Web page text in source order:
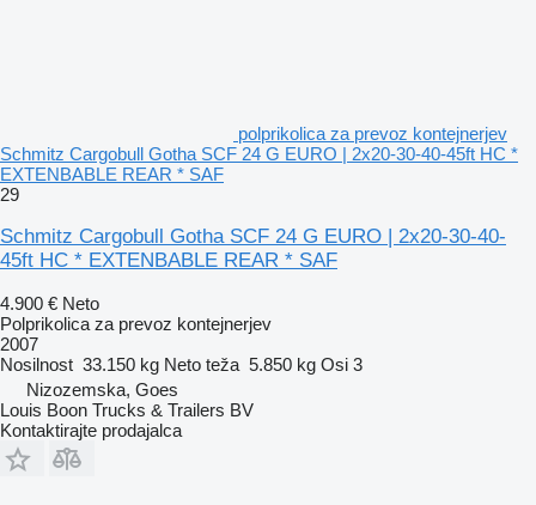
polprikolica za prevoz kontejnerjev
Schmitz Cargobull Gotha SCF 24 G EURO | 2x20-30-40-45ft HC *
EXTENBABLE REAR * SAF
29
Schmitz Cargobull Gotha SCF 24 G EURO | 2x20-30-40-
45ft HC * EXTENBABLE REAR * SAF
4.900 € Neto
Polprikolica za prevoz kontejnerjev
2007
Nosilnost 33.150 kg Neto teža 5.850 kg Osi 3
Nizozemska, Goes
Louis Boon Trucks & Trailers BV
Kontaktirajte prodajalca